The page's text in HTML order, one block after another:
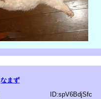
なまず
ID:spV6BdjSfc